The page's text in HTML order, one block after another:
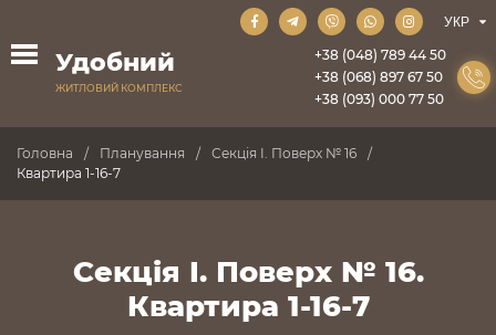
Удобний
ЖИТЛОВИЙ КОМПЛЕКС
+38 (048) 789 44 50
+38 (068) 897 67 50
+38 (093) 000 77 50
Головна Планування
Секція I. Поверх № 16
Квартира 1-16-7
Секція I. Поверх № 16.
Квартира 1-16-7